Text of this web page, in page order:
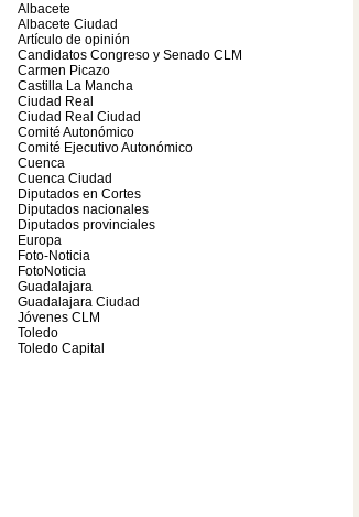
Albacete
Albacete Ciudad
Artículo de opinión
Candidatos Congreso y Senado CLM
Carmen Picazo
Castilla La Mancha
Ciudad Real
Ciudad Real Ciudad
Comité Autonómico
Comité Ejecutivo Autonómico
Cuenca
Cuenca Ciudad
Diputados en Cortes
Diputados nacionales
Diputados provinciales
Europa
Foto-Noticia
FotoNoticia
Guadalajara
Guadalajara Ciudad
Jóvenes CLM
Toledo
Toledo Capital